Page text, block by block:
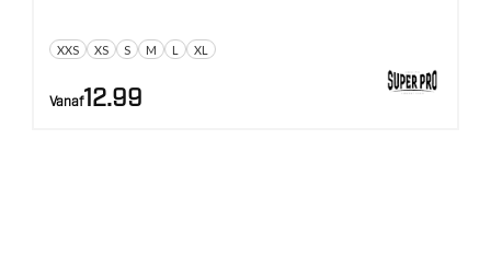
XXS XS S M L XL
Vanaf12.99